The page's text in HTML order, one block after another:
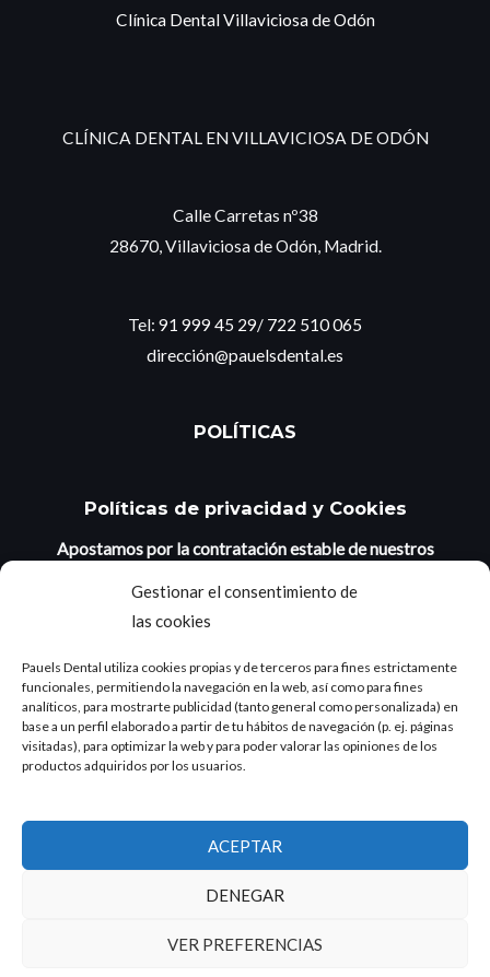
Gestionar el consentimiento de
las cookies
Pauels Dental utiliza cookies propias y de terceros para fines estrictamente
funcionales, permitiendo la navegación en la web, así como para fines
analíticos, para mostrarte publicidad (tanto general como personalizada) en
base a un perfil elaborado a partir de tu hábitos de navegación (p. ej. páginas
visitadas), para optimizar la web y para poder valorar las opiniones de los
productos adquiridos por los usuarios.
ACEPTAR
DENEGAR
VER PREFERENCIAS
Clínica Dental Villaviciosa de Odón
CLÍNICA DENTAL EN VILLAVICIOSA DE ODÓN
Calle Carretas nº38
28670, Villaviciosa de Odón, Madrid.
Tel: 91 999 45 29/ 722 510 065
dirección@pauelsdental.es
POLÍTICAS
Políticas de privacidad y Cookies
Apostamos por la contratación estable de nuestros
Copyright © 2026 Pauelsdental